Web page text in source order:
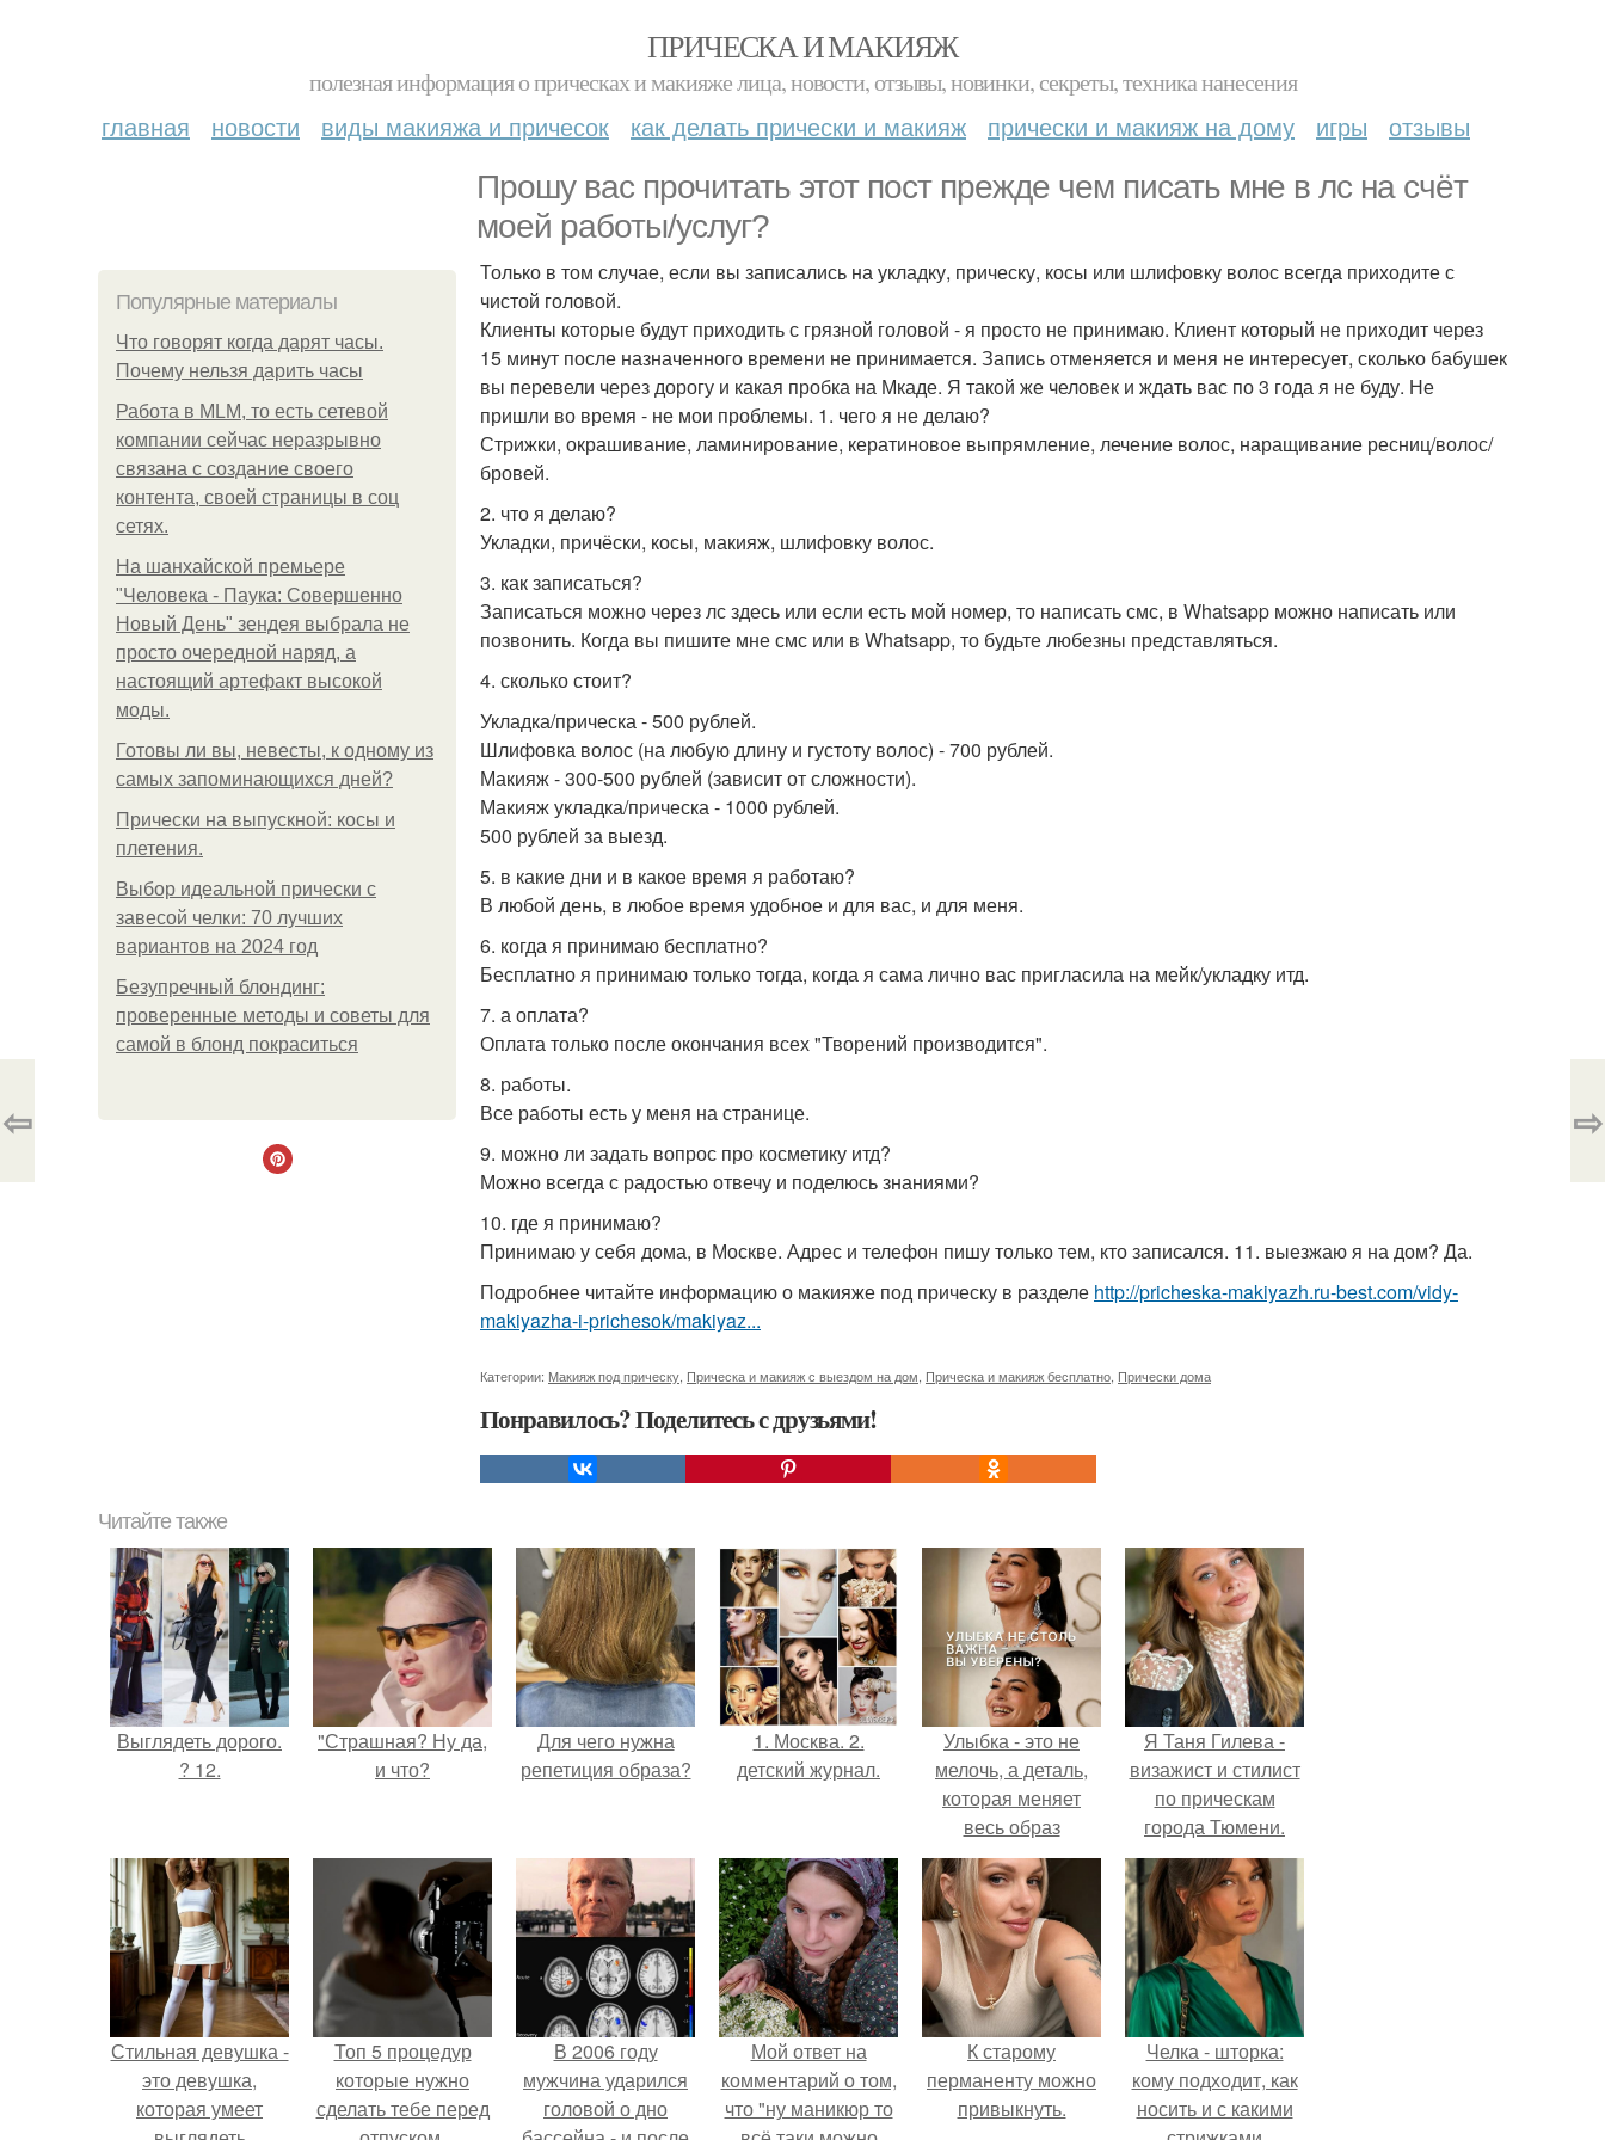
ПРИЧЕСКА И МАКИЯЖ
полезная информация о прическах и макияже лица, новости, отзывы, новинки, секреты, техника нанесения
главная новости виды макияжа и причесок как делать прически и макияж прически и макияж на дому игры отзывы
Прошу вас прочитать этот пост прежде чем писать мне в лс на счёт
моей работы/услуг?
Популярные материалы
Что говорят когда дарят часы.
Почему нельзя дарить часы
Работа в MLM, то есть сетевой
компании сейчас неразрывно
связана с создание своего
контента, своей страницы в соц
сетях.
На шанхайской премьере
"Человека - Паука: Совершенно
Новый День" зендея выбрала не
просто очередной наряд, а
настоящий артефакт высокой
моды.
Готовы ли вы, невесты, к одному из
самых запоминающихся дней?
Прически на выпускной: косы и
плетения.
Выбор идеальной прически с
завесой челки: 70 лучших
вариантов на 2024 год
Безупречный блондинг:
проверенные методы и советы для
самой в блонд покраситься
Только в том случае, если вы записались на укладку, прическу, косы или шлифовку волос всегда приходите с
чистой головой.
Клиенты которые будут приходить с грязной головой - я просто не принимаю. Клиент который не приходит через
15 минут после назначенного времени не принимается. Запись отменяется и меня не интересует, сколько бабушек
вы перевели через дорогу и какая пробка на Мкаде. Я такой же человек и ждать вас по 3 года я не буду. Не
пришли во время - не мои проблемы. 1. чего я не делаю?
Стрижки, окрашивание, ламинирование, кератиновое выпрямление, лечение волос, наращивание ресниц/волос/
бровей.
2. что я делаю?
Укладки, причёски, косы, макияж, шлифовку волос.
3. как записаться?
Записаться можно через лс здесь или если есть мой номер, то написать смс, в Whatsapp можно написать или
позвонить. Когда вы пишите мне смс или в Whatsapp, то будьте любезны представляться.
4. сколько стоит?
Укладка/прическа - 500 рублей.
Шлифовка волос (на любую длину и густоту волос) - 700 рублей.
Макияж - 300-500 рублей (зависит от сложности).
Макияж укладка/прическа - 1000 рублей.
500 рублей за выезд.
5. в какие дни и в какое время я работаю?
В любой день, в любое время удобное и для вас, и для меня.
6. когда я принимаю бесплатно?
Бесплатно я принимаю только тогда, когда я сама лично вас пригласила на мейк/укладку итд.
7. а оплата?
Оплата только после окончания всех "Творений производится".
8. работы.
Все работы есть у меня на странице.
9. можно ли задать вопрос про косметику итд?
Можно всегда с радостью отвечу и поделюсь знаниями?
10. где я принимаю?
Принимаю у себя дома, в Москве. Адрес и телефон пишу только тем, кто записался. 11. выезжаю я на дом? Да.
Подробнее читайте информацию о макияже под прическу в разделе http://pricheska-makiyazh.ru-best.com/vidy-
makiyazha-i-prichesok/makiyaz...
Категории: Макияж под прическу Прическа и макияж с выездом на дом Прическа и макияж бесплатно Прически дома
Понравилось? Поделитесь с друзьями!
⇦ ⇨
Читайте также
Выглядеть дорого.
? 12.
"Страшная? Ну да,
и что?
Для чего нужна
репетиция образа?
1. Москва. 2.
детский журнал.
Улыбка - это не
мелочь, а деталь,
которая меняет
весь образ
человека.
Я Таня Гилева -
визажист и стилист
по прическам
города Тюмени.
Стильная девушка -
это девушка,
которая умеет
Топ 5 процедур
которые нужно
сделать тебе перед
В 2006 году
мужчина ударился
головой о дно
Мой ответ на
комментарий о том,
что "ну маникюр то
К старому
перманенту можно
привыкнуть.
Челка - шторка:
кому подходит, как
носить и с какими